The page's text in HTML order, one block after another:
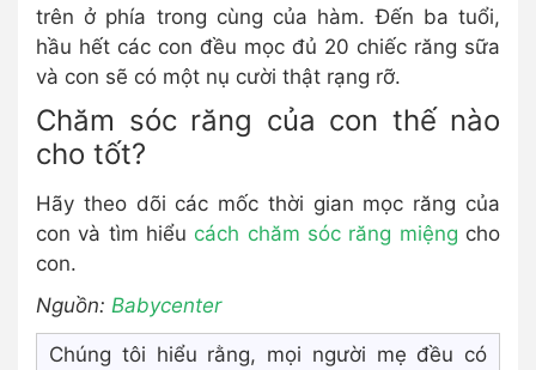
trên ở phía trong cùng của hàm. Đến ba tuổi,
hầu hết các con đều mọc đủ 20 chiếc răng sữa
và con sẽ có một nụ cười thật rạng rỡ.
Chăm sóc răng của con thế nào
cho tốt?
Hãy theo dõi các mốc thời gian mọc răng của
con và tìm hiểu cách chăm sóc răng miệng cho
con.
Nguồn: Babycenter
Chúng tôi hiểu rằng, mọi người mẹ đều có